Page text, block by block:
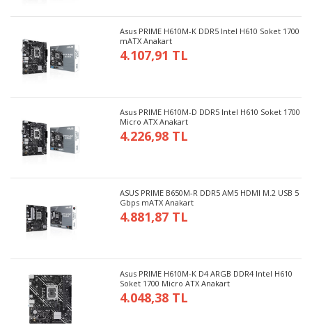
Asus PRIME H610M-K DDR5 Intel H610 Soket 1700
mATX Anakart
4.107,91 TL
Asus PRIME H610M-D DDR5 Intel H610 Soket 1700
Micro ATX Anakart
4.226,98 TL
ASUS PRIME B650M-R DDR5 AM5 HDMI M.2 USB 5
Gbps mATX Anakart
4.881,87 TL
Asus PRIME H610M-K D4 ARGB DDR4 Intel H610
Soket 1700 Micro ATX Anakart
4.048,38 TL